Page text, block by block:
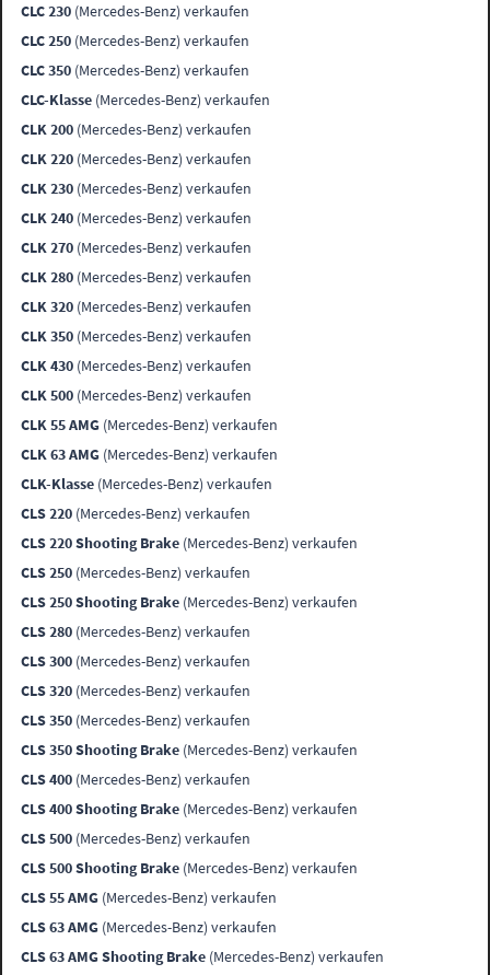
CLC 230 (Mercedes-Benz) verkaufen
CLC 250 (Mercedes-Benz) verkaufen
CLC 350 (Mercedes-Benz) verkaufen
CLC-Klasse (Mercedes-Benz) verkaufen
CLK 200 (Mercedes-Benz) verkaufen
CLK 220 (Mercedes-Benz) verkaufen
CLK 230 (Mercedes-Benz) verkaufen
CLK 240 (Mercedes-Benz) verkaufen
CLK 270 (Mercedes-Benz) verkaufen
CLK 280 (Mercedes-Benz) verkaufen
CLK 320 (Mercedes-Benz) verkaufen
CLK 350 (Mercedes-Benz) verkaufen
CLK 430 (Mercedes-Benz) verkaufen
CLK 500 (Mercedes-Benz) verkaufen
CLK 55 AMG (Mercedes-Benz) verkaufen
CLK 63 AMG (Mercedes-Benz) verkaufen
CLK-Klasse (Mercedes-Benz) verkaufen
CLS 220 (Mercedes-Benz) verkaufen
CLS 220 Shooting Brake (Mercedes-Benz) verkaufen
CLS 250 (Mercedes-Benz) verkaufen
CLS 250 Shooting Brake (Mercedes-Benz) verkaufen
CLS 280 (Mercedes-Benz) verkaufen
CLS 300 (Mercedes-Benz) verkaufen
CLS 320 (Mercedes-Benz) verkaufen
CLS 350 (Mercedes-Benz) verkaufen
CLS 350 Shooting Brake (Mercedes-Benz) verkaufen
CLS 400 (Mercedes-Benz) verkaufen
CLS 400 Shooting Brake (Mercedes-Benz) verkaufen
CLS 500 (Mercedes-Benz) verkaufen
CLS 500 Shooting Brake (Mercedes-Benz) verkaufen
CLS 55 AMG (Mercedes-Benz) verkaufen
CLS 63 AMG (Mercedes-Benz) verkaufen
CLS 63 AMG Shooting Brake (Mercedes-Benz) verkaufen